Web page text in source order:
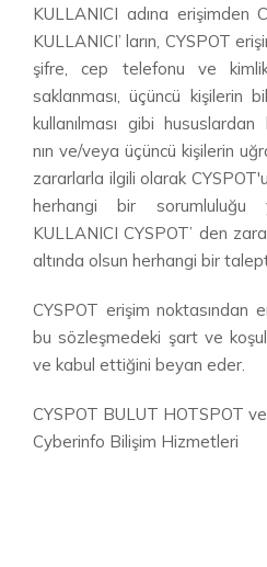
KULLANICI adına erişimden
KULLANICI’ ların, CYSPOT
şifre, cep telefonu ve
saklanması, üçüncü kişilerin
kullanılması gibi hususlardan
nın ve/veya üçüncü kişilerin
zararlarla ilgili olarak
herhangi bir sorumluluğu
KULLANICI CYSPOT’ den
altında olsun herhangi bir
CYSPOT erişim noktasından
bu sözleşmedeki şart ve
ve kabul ettiğini beyan eder.
CYSPOT BULUT HOTSPOT
Cyberinfo Bilişim Hizmetleri